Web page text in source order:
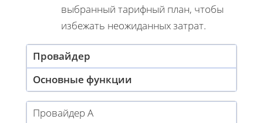
выбранный тарифный план, чтобы
избежать неожиданных затрат.
Провайдер
Основные функции
Провайдер А